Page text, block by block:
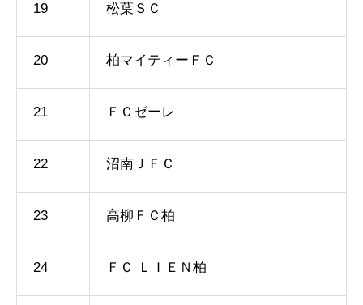
19 松葉ＳＣ
20 柏マイティーＦＣ
21 ＦＣゼーレ
22 沼南ＪＦＣ
23 高柳ＦＣ柏
24 ＦＣ ＬＩＥＮ柏